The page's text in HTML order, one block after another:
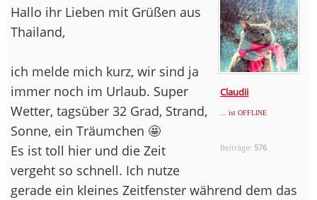
Claudii
... ist OFFLINE
Beiträge: 576
Hallo ihr Lieben mit Grüßen aus
Thailand,
ich melde mich kurz, wir sind ja
immer noch im Urlaub. Super
Wetter, tagsüber 32 Grad, Strand,
Sonne, ein Träumchen 🤩
Es ist toll hier und die Zeit
vergeht so schnell. Ich nutze
gerade ein kleines Zeitfenster während dem das